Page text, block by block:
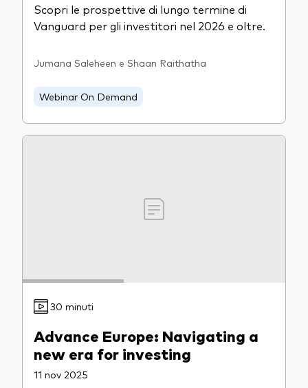
Scopri le prospettive di lungo termine di
Vanguard per gli investitori nel 2026 e oltre.
Jumana Saleheen e Shaan Raithatha
Webinar On Demand
30 minuti
Advance Europe: Navigating a
new era for investing
11 nov 2025